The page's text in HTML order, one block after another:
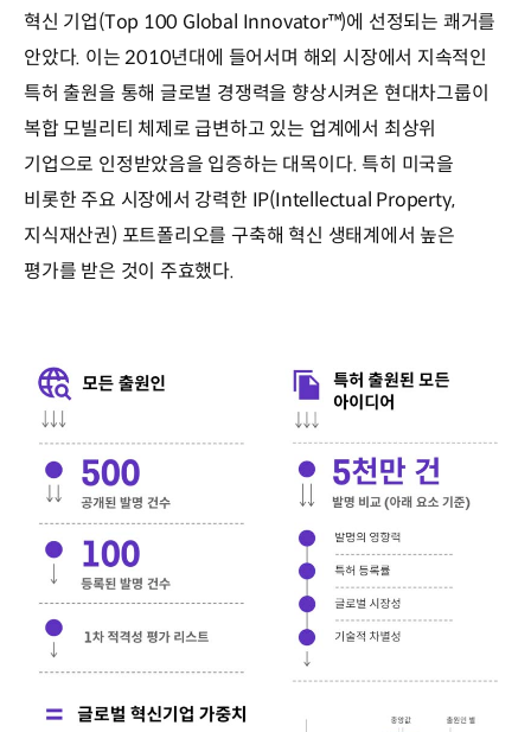
혁신 기업(Top 100 Global Innovator™)에 선정되는 쾌거를
안았다. 이는 2010년대에 들어서며 해외 시장에서 지속적인
특허 출원을 통해 글로벌 경쟁력을 향상시켜온 현대차그룹이
복합 모빌리티 체제로 급변하고 있는 업계에서 최상위
기업으로 인정받았음을 입증하는 대목이다. 특히 미국을
비롯한 주요 시장에서 강력한 IP(Intellectual Property,
지식재산권) 포트폴리오를 구축해 혁신 생태계에서 높은
평가를 받은 것이 주효했다.